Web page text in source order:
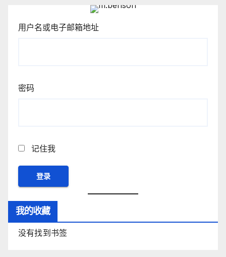
用户名或电子邮箱地址
密码
记住我
我的收藏
没有找到书签